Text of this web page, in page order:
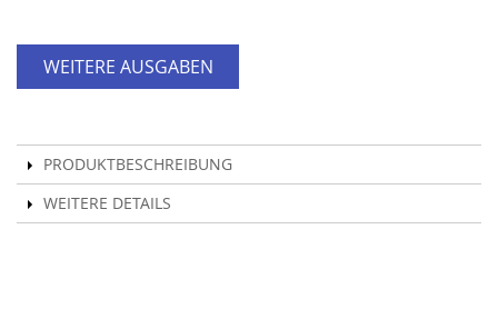
WEITERE AUSGABEN
PRODUKTBESCHREIBUNG
WEITERE DETAILS